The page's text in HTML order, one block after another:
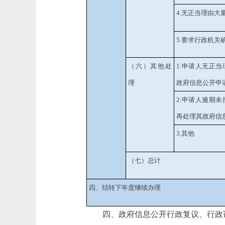
4.无正当理由大
5.要求行政机关
（六）其他处
理
1.申请人无正当
政府信息公开申
2.申请人逾期未
再处理其政府信
3.其他
（七）总计
四、结转下年度继续办理
四、政府信息公开行政复议、行政